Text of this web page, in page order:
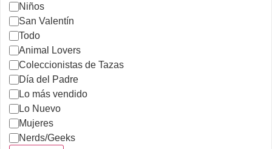
Niños
San Valentín
Todo
Animal Lovers
Coleccionistas de Tazas
Día del Padre
Lo más vendido
Lo Nuevo
Mujeres
Nerds/Geeks